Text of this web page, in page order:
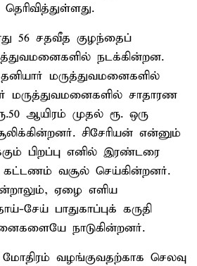
56 சதவீத குழந்தைப்
நடக்கின்றன.
மருத்துவமனைகளில்
மருத்துவமனைகளில் சாதாரண
ஆயிரம் முதல் ரூ. ஒரு
சிசேரியன் என்னும்
பிறப்பு எனில் இரண்டரை
வசூல் செய்கின்றனர்.
ஏழை எளிய
சேய் பாதுகாப்புக் கருதி
நாடுகின்றனர்.
வழங்குவதற்காக செலவு